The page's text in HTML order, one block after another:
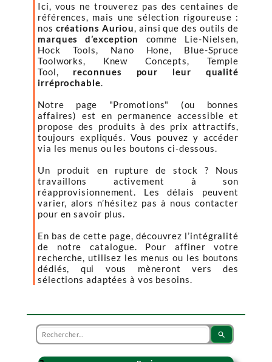
Ici, vous ne trouverez pas des centaines de
références, mais une sélection rigoureuse :
nos créations Auriou, ainsi que des outils de
marques d’exception
comme Lie-Nielsen,
Hock Tools, Nano Hone, Blue-Spruce
Toolworks, Knew Concepts, Temple
Tool, reconnues pour leur qualité
irréprochable.
Notre page "Promotions" (ou bonnes
affaires) est en permanence accessible et
propose des produits à des prix attractifs,
toujours expliqués. Vous pouvez y accéder
via les menus ou les boutons ci-dessous.
Un produit en rupture de stock ? Nous
travaillons activement à son
réapprovisionnement. Les délais peuvent
varier, alors n’hésitez pas à nous contacter
pour en savoir plus.
En bas de cette page, découvrez l’intégralité
de notre catalogue. Pour affiner votre
recherche, utilisez les menus ou les boutons
dédiés, qui vous mèneront vers des
sélections adaptées à vos besoins.
search